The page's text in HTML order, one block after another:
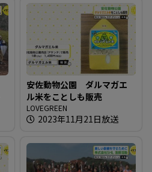
安佐動物公園 ダルマガエ
ル米をことしも販売
LOVEGREEN
2023年11月21日放送